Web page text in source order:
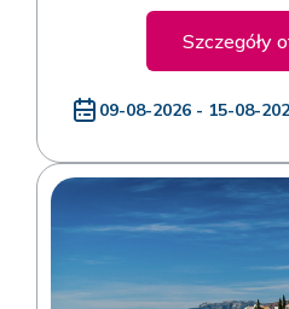
Szczegóły
09-08-2026 - 15-08-